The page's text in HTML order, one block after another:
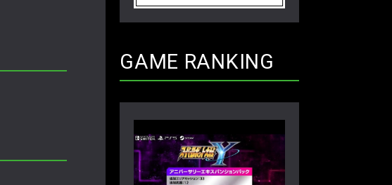
ーム久保のプロ格闘ゲ
バから！ 第51回】
「若さ」だけじゃないから説明しま
GAME RANKING